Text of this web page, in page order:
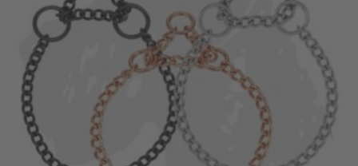
Die
Optionen
der
Produktseite
gewählt
werden